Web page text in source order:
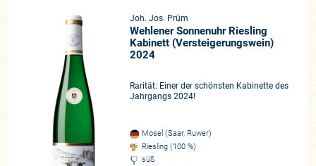
Joh. Jos. Prüm
Wehlener Sonnenuhr Riesling
Kabinett (Versteigerungswein)
2024
Rarität: Einer der schönsten Kabinette des
Jahrgangs 2024!
Mosel (Saar, Ruwer)
Riesling (100 %)
süß